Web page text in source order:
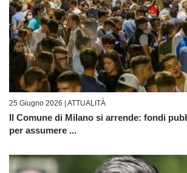
25 Giugno 2026 | ATTUALITÀ
Il Comune di Milano si arrende: fondi
per assumere ...